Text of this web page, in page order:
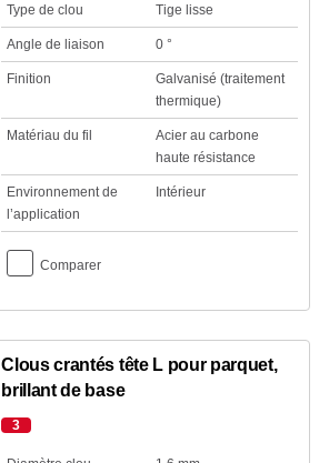
Type de clou Tige lisse
Angle de liaison 0 °
Finition
Galvanisé (traitement
thermique)
Matériau du fil
Acier au carbone
haute résistance
Environnement de
l’application
Intérieur
Comparer
Clous crantés tête L pour parquet,
brillant de base
3